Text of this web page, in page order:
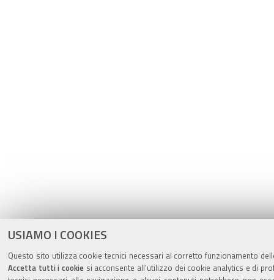
USIAMO I COOKIES
Questo sito utilizza cookie tecnici necessari al corretto funzionamento
Accetta tutti i cookiesi acconsente all’utilizzo dei cookie analytics e di